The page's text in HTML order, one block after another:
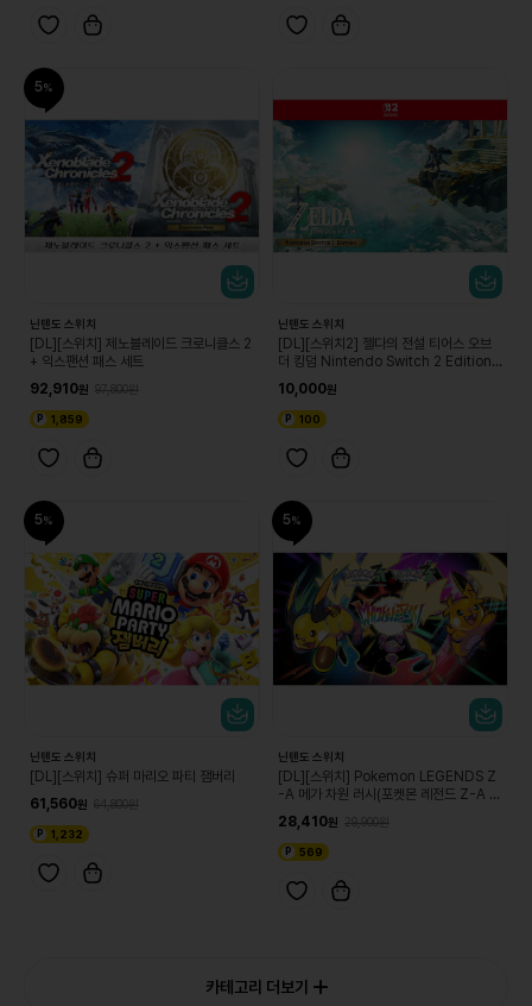
5
닌텐도 스위치
[DL][스위치] 제노블레이드 크로니클스 2
+ 익스팬션 패스 세트
92,910
97,800
1,859
닌텐도 스위치
[DL][스위치2] 젤다의 전설 티어스 오브
더 킹덤 Nintendo Switch 2 Edition
10,000
100
5
닌텐도 스위치
[DL][스위치] 슈퍼 마리오 파티 잼버리
61,560
64,800
1,232
5
닌텐도 스위치
[DL][스위치] Pokemon LEGENDS Z
-A 메가 차원 러시(포켓몬 레전드 Z-A 메
28,410 29,900
569
카테고리 더보기